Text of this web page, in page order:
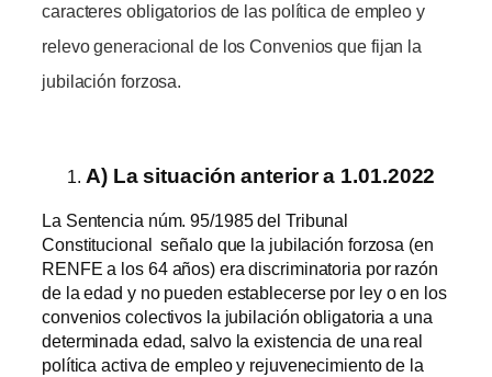
caracteres obligatorios de las política de empleo y
relevo generacional de los Convenios que fijan la
jubilación forzosa.
A) La situación anterior a 1.01.2022
La Sentencia núm. 95/1985 del Tribunal
Constitucional señalo que la jubilación forzosa (en
RENFE a los 64 años) era discriminatoria por razón
de la edad y no pueden establecerse por ley o en los
convenios colectivos la jubilación obligatoria a una
determinada edad, salvo la existencia de una real
política activa de empleo y rejuvenecimiento de la